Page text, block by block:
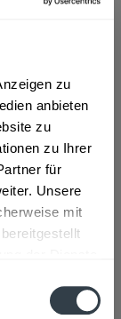
zu
anbieten
zu
zu Ihrer
für
Unsere
mit